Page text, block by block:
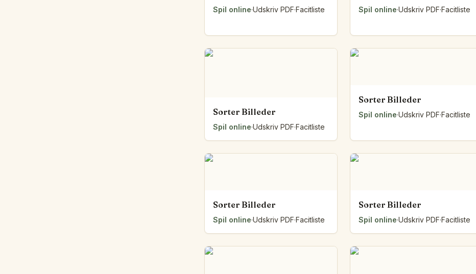
Spil online·Udskriv PDF·Facitliste Spil online·Udskriv PDF·Facitliste
Sorter Billeder
Spil online·Udskriv PDF·Facitliste
Sorter Billeder
Spil online·Udskriv PDF·Facitliste
Sorter Billeder
Spil online·Udskriv PDF·Facitliste
Sorter Billeder
Spil online·Udskriv PDF·Facitliste